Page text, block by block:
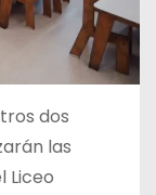
dos
las
Liceo